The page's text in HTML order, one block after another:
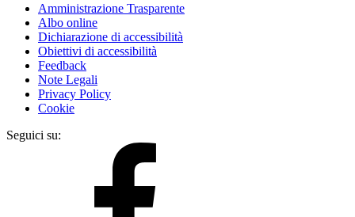
Amministrazione Trasparente
Albo online
Dichiarazione di accessibilità
Obiettivi di accessibilità
Feedback
Note Legali
Privacy Policy
Cookie
Seguici su: